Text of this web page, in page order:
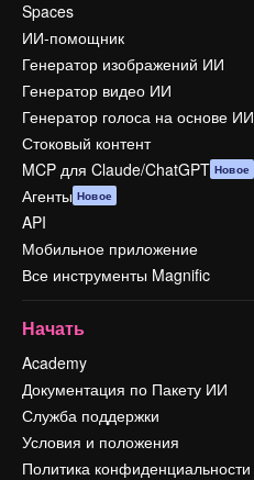
Spaces
ИИ-помощник
Генератор изображений ИИ
Генератор видео ИИ
Генератор голоса на основе ИИ
Стоковый контент
MCP для Claude/ChatGPT Новое
Агенты Новое
API
Мобильное приложение
Все инструменты Magnific
Начать
Academy
Документация по Пакету ИИ
Служба поддержки
Условия и положения
Политика конфиденциальности